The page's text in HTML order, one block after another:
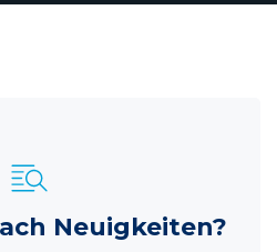
Neuigkeiten?